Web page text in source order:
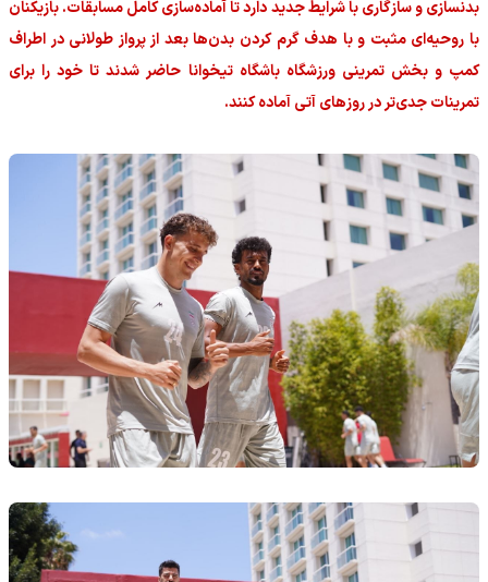
بدنسازی و سازگاری با شرایط جدید دارد تا آماده‌سازی کامل مسابقات. بازیکنان
با روحیه‌ای مثبت و با هدف گرم کردن بدن‌ها بعد از پرواز طولانی در اطراف
کمپ و بخش تمرینی ورزشگاه باشگاه تیخوانا حاضر شدند تا خود را برای
تمرینات جدی‌تر در روزهای آتی آماده کنند.